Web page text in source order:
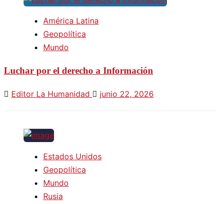
América Latina
Geopolítica
Mundo
Luchar por el derecho a Información
Editor La Humanidad junio 22, 2026
Estados Unidos
Geopolítica
Mundo
Rusia